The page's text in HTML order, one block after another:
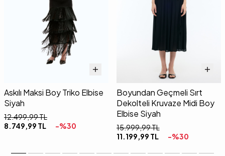
Askılı Maksi Boy Triko Elbise
Siyah
12.499,99TL
8.749,99 TL -%30
Boyundan Geçmeli Sırt
Dekolteli Kruvaze Midi Boy
Elbise Siyah
15.999,99TL
11.199,99 TL -%30